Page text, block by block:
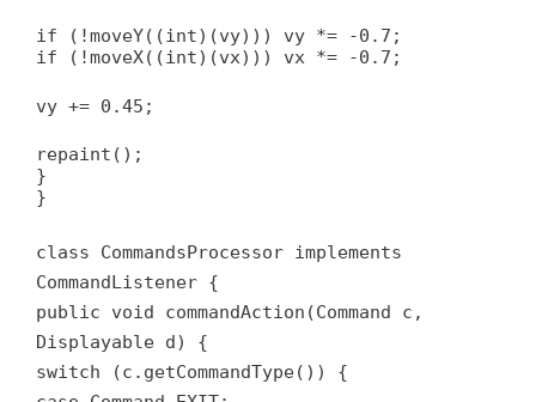
if (!moveY((int)(vy))) vy *= -0.7;
if (!moveX((int)(vx))) vx *= -0.7;
vy += 0.45;
repaint();
}
}
class CommandsProcessor implements
CommandListener {
public void commandAction(Command c,
Displayable d) {
switch (c.getCommandType()) {